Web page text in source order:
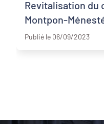
Revitalisation du
Montpon-
Publié le 06/09/2023